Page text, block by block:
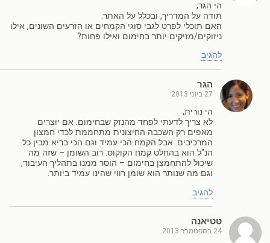
הי הגר,
תודה על המדריך, ובכלל על האתר.
האם תוכלי לפרט לגבי סוגי הקמחים או הזרעים השונים, אילו
ניזוקים/מזיקים יותר בחימום ואילו פחות?
להגיב
הגר
27 ביוני 2013
הי נורית,
לא צריך לדעתי לפחד מהנזק שבחימום. אם יוצרים
מאפים רק השכבה החיצונית מתחממת לכדי חמצון
המרכיבים. אבל הקמח הכי עמיד וגם הכי בריא מבין כל
הנ"ל הוא בהחלט קמח הקוקוס. רוב השומן – שזה מה
שיכול להתחמצן בחימום – הוסר ממנו בתהליך העיבוד,
וגם מה שנותר הוא שומן רווי שהינו עמיד ביותר.
להגיב
טטיאנה
24 בספטמבר 2013